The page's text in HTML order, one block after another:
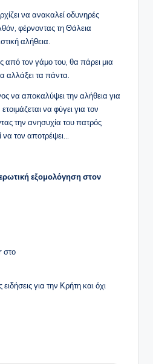
να ανακαλεί οδυνηρές
φέρνοντας τη Θάλεια
αλήθεια.
τον γάμο του, θα πάρει μια
τα πάντα.
να αποκαλύψει την αλήθεια για
να φύγει για τον
την ανησυχία του πατρός
τον αποτρέψει…
εξομολόγηση στον
στο
για την Κρήτη και όχι